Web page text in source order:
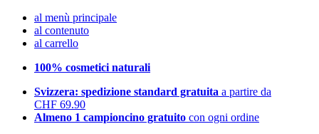
al menù principale
al contenuto
al carrello
100% cosmetici naturali
Svizzera: spedizione standard gratuita a partire da
CHF 69.90
Almeno 1 campioncino gratuito con ogni ordine